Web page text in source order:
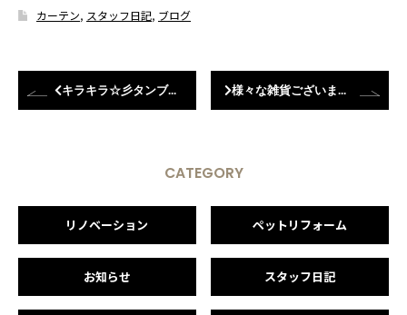
カーテン, スタッフ日記, ブログ
キラキラ☆彡タンブラー 様々な雑貨ございますよ～♪
CATEGORY
リノベーション ペットリフォーム
お知らせ スタッフ日記